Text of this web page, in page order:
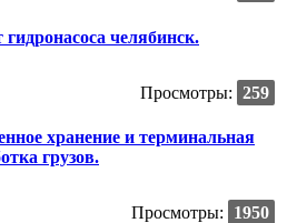
гидронасоса челябинск.
Просмотры: 259
хранение и терминальная
грузов.
Просмотры: 1950